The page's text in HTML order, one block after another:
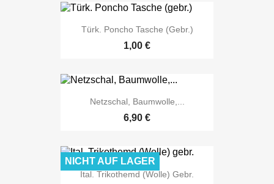
Türk. Poncho Tasche (gebr.)
1,00 €
Netzschal, Baumwolle,...
6,90 €
Ital. Trikothemd (Wolle) Gebr.
NICHT AUF LAGER